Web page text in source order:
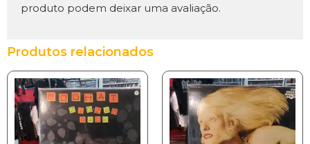
produto podem deixar uma avaliação.
Produtos relacionados